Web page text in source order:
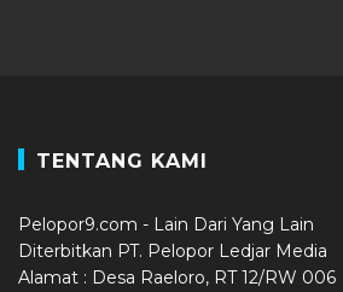
TENTANG KAMI
Pelopor9.com - Lain Dari Yang Lain
Diterbitkan PT. Pelopor Ledjar Media
Alamat : Desa Raeloro, RT 12/RW 006